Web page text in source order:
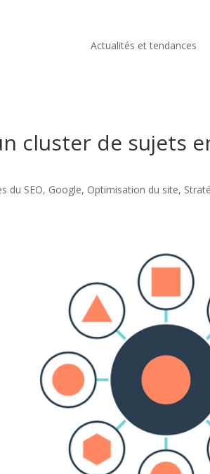
Actualités et tendances
cluster de sujets
du SEO, Google, Optimisation du site,